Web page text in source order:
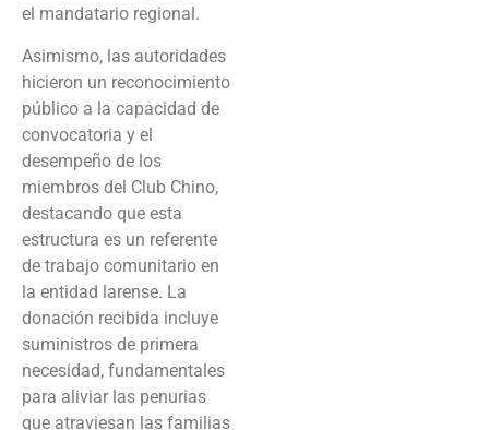
el mandatario regional.
Asimismo, las autoridades
hicieron un reconocimiento
público a la capacidad de
convocatoria y el
desempeño de los
miembros del Club Chino,
destacando que esta
estructura es un referente
de trabajo comunitario en
la entidad larense. La
donación recibida incluye
suministros de primera
necesidad, fundamentales
para aliviar las penurias
que atraviesan las familias